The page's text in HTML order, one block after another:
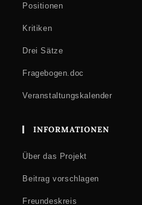
Positionen
Kritiken
Drei Sätze
Fragebogen.doc
Veranstaltungskalender
INFORMATIONEN
Über das Projekt
Beitrag vorschlagen
Freundeskreis